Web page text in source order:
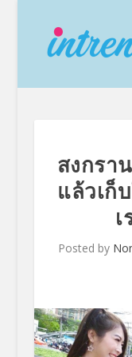
สงกรา
แล้วเก็
Posted by